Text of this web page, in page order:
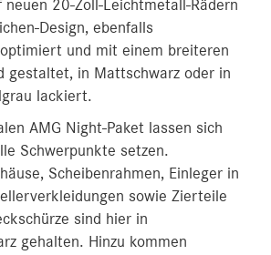
neuen 20-Zoll-Leichtmetall-Rädern
Design, ebenfalls
und mit einem breiteren
gestaltet, in Mattschwarz oder in
lackiert.
AMG Night-Paket lassen sich
Schwerpunkte setzen.
Scheibenrahmen, Einleger in
sowie Zierteile
sind hier in
gehalten. Hinzu kommen